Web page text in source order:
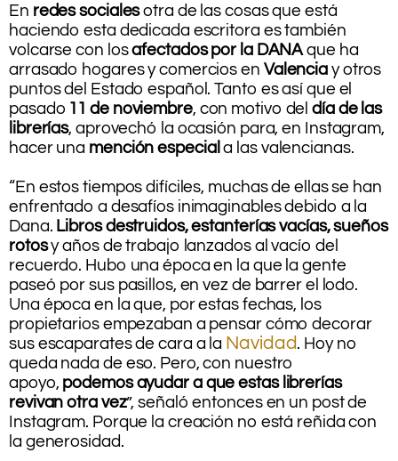
En redes socialesotra de las cosas que está
haciendo esta dedicada escritora es también
volcarse con losafectados por la DANA que ha
arrasado hogares y comercios en Valencia y otros
puntos del Estado español. Tanto es así que el
pasado 11 de noviembre, con motivo deldía de las
librerías, aprovechó la ocasión para, en Instagram,
hacer una mención especial a las valencianas.
“En estos tiempos difíciles, muchas de ellas se han
enfrentado a desafíos inimaginables debido a la
Dana. Libros destruidos, estanterías vacías, sueños
rotosy años de trabajo lanzados al vacío del
recuerdo. Hubo una época en la que la gente
paseó por sus pasillos, en vez de barrer el lodo.
Una época en la que, por estas fechas, los
propietarios empezaban a pensar cómo decorar
sus escaparates de cara a la Navidad. Hoy no
queda nada de eso. Pero, con nuestro
apoyo, podemos ayudar a que estas librerías
revivan otra vez”, señaló entonces en un post de
Instagram. Porque la creación no está reñida con
la generosidad.